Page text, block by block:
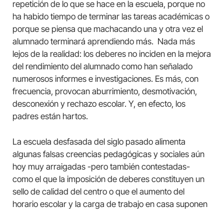
repetición de lo que se hace en la escuela, porque no
ha habido tiempo de terminar las tareas académicas o
porque se piensa que machacando una y otra vez el
alumnado terminará aprendiendo más. Nada más
lejos de la realidad: los deberes no inciden en la mejora
del rendimiento del alumnado como han señalado
numerosos informes e investigaciones. Es más, con
frecuencia, provocan aburrimiento, desmotivación,
desconexión y rechazo escolar. Y, en efecto, los
padres están hartos.
La escuela desfasada del siglo pasado alimenta
algunas falsas creencias pedagógicas y sociales aún
hoy muy arraigadas -pero también contestadas-
como el que la imposición de deberes constituyen un
sello de calidad del centro o que el aumento del
horario escolar y la carga de trabajo en casa suponen